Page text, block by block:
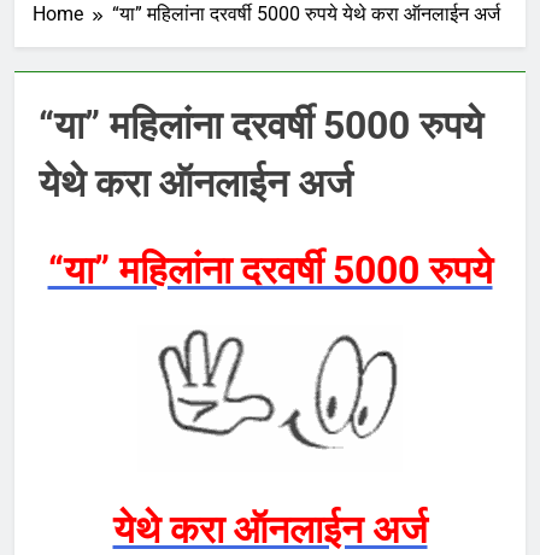
Home “या” महिलांना दरवर्षी 5000 रुपये येथे करा ऑनलाईन अर्ज
“या” महिलांना दरवर्षी 5000 रुपये
येथे करा ऑनलाईन अर्ज
“या” महिलांना दरवर्षी 5000 रुपये
येथे करा ऑनलाईन अर्ज